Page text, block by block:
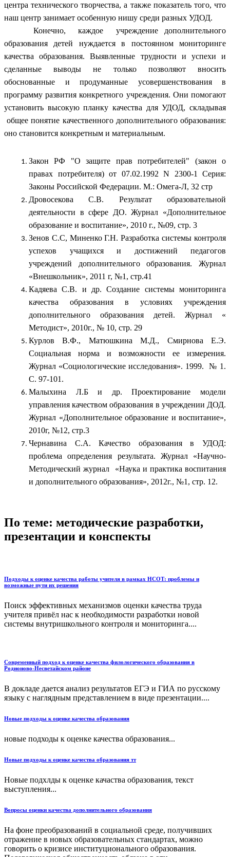
центра технического творчества, а также показатель того, что
наш центр занимает особенную нишу среди разных УДОД.
Конечно, каждое учреждение дополнительного
образования детей нуждается в постоянном мониторинге
качества образования. Выявленные трудности и успехи и
сделанные выводы не только позволяют вносить
обоснованные и продуманные усовершенствования в
программу развития конкретного учреждения. Они помогают
установить высокую планку качества для УДОД, складывая
общее понятие качественного дополнительного образования:
оно становится конкретным и материальным.
Закон РФ "О защите прав потребителей" (закон о
правах потребителя) от 07.02.1992 N 2300-1 Серия:
Законы Российской Федерации. М.: Омега-Л, 32 стр
Дровосекова С.В. Результат образовательной
деятельности в сфере ДО. Журнал «Дополнительное
образование и воспитание», 2010 г., №09, стр. 3
Зенов С.С, Миненко Г.Н. Разработка системы контроля
успехов учащихся и достижений педагогов
учреждений дополнительного образования. Журнал
«Внешкольник», 2011 г, №1, стр.41
Кадяева С.В. и др. Создание системы мониторинга
качества образования в условиях учреждения
дополнительного образования детей. Журнал «
Методист», 2010г., № 10, стр. 29
Курлов В.Ф., Матюшкина М.Д., Смирнова Е.Э.
Социальная норма и возможности ее измерения.
Журнал «Социологические исследования». 1999. № 1.
С. 97-101.
Малыхина Л.Б и др. Проектирование модели
управления качеством образования в учреждении ДОД.
Журнал «Дополнительное образование и воспитание»,
2010г, №12, стр.3
Чернавина С.А. Качество образования в УДОД:
проблема определения результата. Журнал «Научно-
Методический журнал «Наука и практика воспитания
и дополнительного образования», 2012г., №1, стр. 12.
По теме: методические разработки,
презентации и конспекты
Подходы к оценке качества работы учителя в рамках НСОТ: проблемы и
возможные пути их решения
Поиск эффективных механизмов оценки качества труда
учителя привёл нас к необходимости разработки новой
системы внутришкольного контроля и мониторинга....
Современный подход к оценке качества филологического образования в
Родионово-Несветайском районе
В докладе дается анализ результатов ЕГЭ и ГИА по русскому
языку с наглядным представлением в виде презентации....
Новые подходы к оценке качества образования
новые подходы к оценке качества образования...
Новые подходы к оценке качества образования тт
Новые подхлды к оценке качаства образования, текст
выступления...
Вопросы оценки качества дополнительного образования
На фоне преобразований в социальной среде, получивших
отражение в новых образовательных стандартах, можно
говорить о кризисе институционального образования.